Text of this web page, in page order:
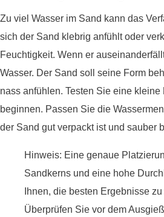
Zu viel Wasser im Sand kann das
sich der Sand klebrig anfühlt oder
Feuchtigkeit. Wenn er
Wasser. Der Sand soll seine Form
nass anfühlen. Testen Sie eine
beginnen. Passen Sie die
der Sand gut verpackt ist und sauber
Hinweis: Eine genaue
Sandkerns und eine hohe
Ihnen, die besten Ergebnisse
Überprüfen Sie vor dem